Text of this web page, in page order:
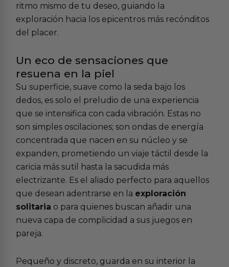
ritmo mismo de tu deseo, guiando la
exploración hacia los epicentros más recónditos
del placer.
Un eco de sensaciones que
resuena en la piel
Su superficie, suave como la seda bajo los
dedos, es solo el preludio de una experiencia
que se intensifica con cada vibración. Estas no
son simples oscilaciones; son ondas de energía
concentrada que nacen en su núcleo y se
expanden, prometiendo un viaje táctil desde la
caricia más sutil hasta la sacudida más
electrizante. Es el aliado perfecto para aquellos
que desean adentrarse en la exploración
solitaria o para quienes buscan añadir una
nueva capa de complicidad a sus juegos en
pareja.
Pequeño y discreto, guarda en su interior la